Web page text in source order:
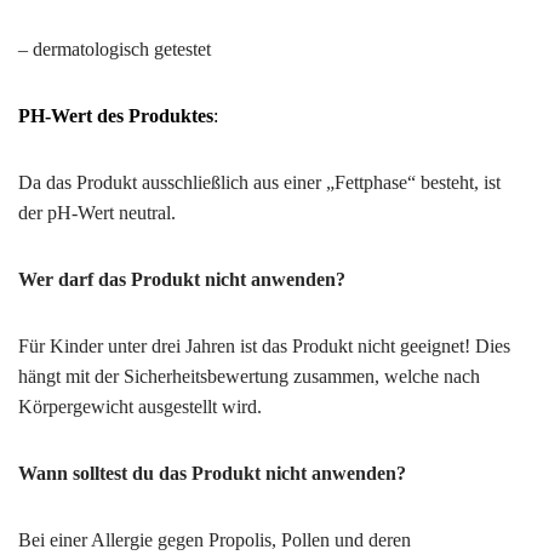
– dermatologisch getestet
PH-Wert des Produktes:
Da das Produkt ausschließlich aus einer „Fettphase“ besteht, ist
der pH-Wert neutral.
Wer darf das Produkt nicht anwenden?
Für Kinder unter drei Jahren ist das Produkt nicht geeignet! Dies
hängt mit der Sicherheitsbewertung zusammen, welche nach
Körpergewicht ausgestellt wird.
Wann solltest du das Produkt nicht anwenden?
Bei einer Allergie gegen Propolis, Pollen und deren